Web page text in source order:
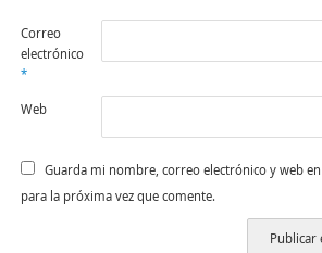
Correo
electrónico
*
Web
Guarda mi nombre, correo electrónico y web
para la próxima vez que comente.